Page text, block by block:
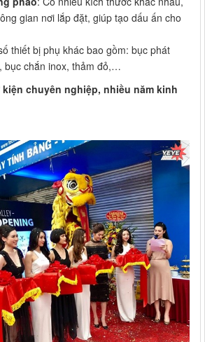
gian nơi lắp đặt, giúp tạo dấu ấn cho
thiết bị phụ khác bao gồm: bục phát
bục chắn inox, thảm đỏ,…
chuyên nghiệp, nhiều năm kinh